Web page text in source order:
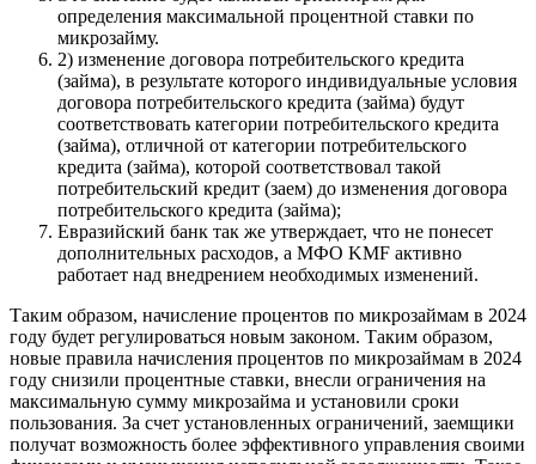
определения максимальной процентной ставки по
микрозайму.
2) изменение договора потребительского кредита
(займа), в результате которого индивидуальные условия
договора потребительского кредита (займа) будут
соответствовать категории потребительского кредита
(займа), отличной от категории потребительского
кредита (займа), которой соответствовал такой
потребительский кредит (заем) до изменения договора
потребительского кредита (займа);
Евразийский банк так же утверждает, что не понесет
дополнительных расходов, а МФО KMF активно
работает над внедрением необходимых изменений.
Таким образом, начисление процентов по микрозаймам в 2024
году будет регулироваться новым законом. Таким образом,
новые правила начисления процентов по микрозаймам в 2024
году снизили процентные ставки, внесли ограничения на
максимальную сумму микрозайма и установили сроки
пользования. За счет установленных ограничений, заемщики
получат возможность более эффективного управления своими